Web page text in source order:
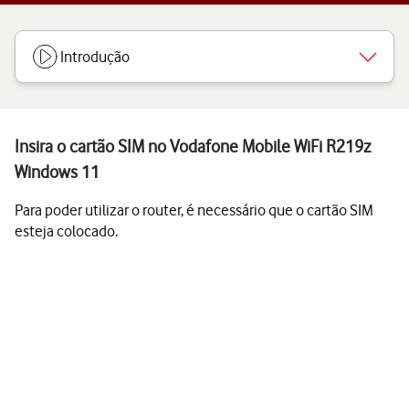
Introdução
Insira o cartão SIM no Vodafone Mobile WiFi R219z
Windows 11
Para poder utilizar o router, é necessário que o cartão SIM
esteja colocado.